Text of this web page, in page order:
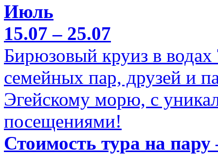
Июль
15.07 – 25.07
Бирюзовый круиз в
семейных пар, друзей и
Эгейскому морю, с
посещениями!
Стоимость тура на пару